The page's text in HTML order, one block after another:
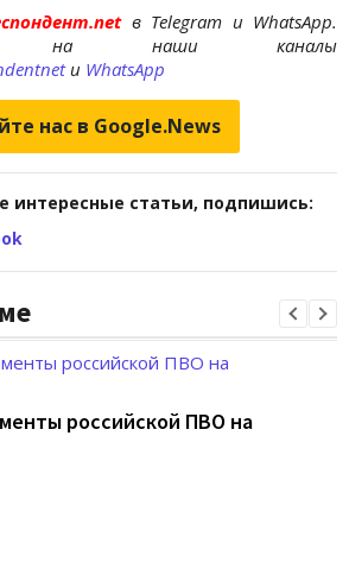
в Telegram и WhatsApp.
на наши каналы
и WhatsApp
нас в Google.News
интересные статьи, подпишись:
российской ПВО на